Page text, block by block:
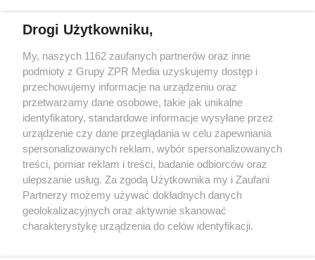
osady przez noc
RZADKIE IMIONA
Drogi Użytkowniku,
My, naszych 1162 zaufanych partnerów oraz inne
podmioty z Grupy ZPR Media uzyskujemy dostęp i
przechowujemy informacje na urządzeniu oraz
przetwarzamy dane osobowe, takie jak unikalne
identyfikatory, standardowe informacje wysyłane przez
urządzenie czy dane przeglądania w celu zapewniania
spersonalizowanych reklam, wybór spersonalizowanych
treści, pomiar reklam i treści, badanie odbiorców oraz
ulepszanie usług. Za zgodą Użytkownika my i Zaufani
Partnerzy możemy używać dokładnych danych
geolokalizacyjnych oraz aktywnie skanować
charakterystykę urządzenia do celów identyfikacji.